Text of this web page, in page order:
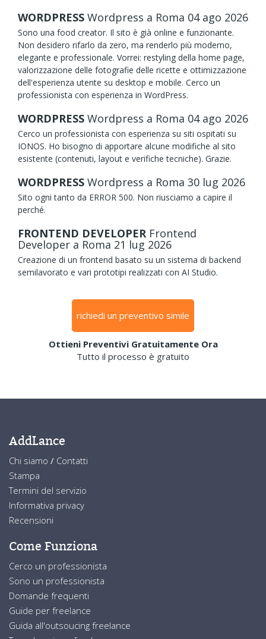
WORDPRESS Wordpress a Roma 04 ago 2026
Sono una food creator. Il sito è già online e funzionante.
Non desidero rifarlo da zero, ma renderlo più moderno,
elegante e professionale. Vorrei: restyling della home page,
valorizzazione delle fotografie delle ricette e ottimizzazione
dell'esperienza utente su desktop e mobile. Cerco un
professionista con esperienza in WordPress.
WORDPRESS Wordpress a Roma 04 ago 2026
Cerco un professionista con esperienza su siti ospitati su
IONOS. Ho bisogno di apportare alcune modifiche al sito
esistente (contenuti, layout e verifiche tecniche). Grazie.
WORDPRESS Wordpress a Roma 30 lug 2026
Sito ogni tanto da ERROR 500. Non riusciamo a capire il
perché.
FRONTEND DEVELOPER Frontend
Developer a Roma 21 lug 2026
Creazione di un frontend basato su un sistema di backend
semilavorato e vari prototipi realizzati con AI Studio.
richiedi un preventivo simile
Ottieni Preventivi Gratuitamente Ora
Tutto il processo è gratuito
AddLance
Chi siamo / Contatti
Stampa
Termini del servizio
Informativa privacy
Recensioni
Come Funziona
Cerco un professionista
Sono un professionista
Domande frequenti
Guide per freelance
Guida all'outsoucing freelance